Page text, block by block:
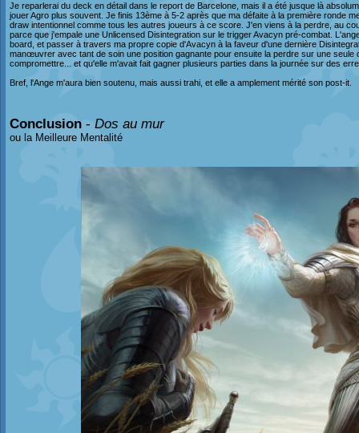
Je reparlerai du deck en détail dans le report de Barcelone, mais il a été jusque là
jouer Agro plus souvent. Je finis 13ème à 5-2 après que ma défaite à la première ronde
draw intentionnel comme tous les autres joueurs à ce score. J'en viens à la perdre, au
parce que j'empale une Unlicensed Disintegration sur le trigger Avacyn pré-combat.
board, et passer à travers ma propre copie d'Avacyn à la faveur d'une dernière
manœuvrer avec tant de soin une position gagnante pour ensuite la perdre sur une
compromettre... et qu'elle m'avait fait gagner plusieurs parties dans la journée sur des
Bref, l'Ange m'aura bien soutenu, mais aussi trahi, et elle a amplement mérité son post-it.
Conclusion - Dos au mur
ou la Meilleure Mentalité